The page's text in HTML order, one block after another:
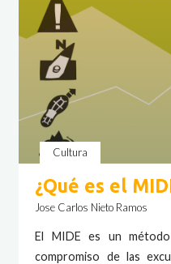
Cultura
¿Qué es el
Jose Carlos Nieto Ramos
El MIDE es un
compromiso de las